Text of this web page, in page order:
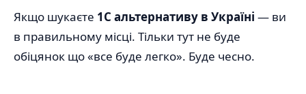
Якщо шукаєте 1C альтернативу в Україні — ви
в правильному місці. Тільки тут не буде
обіцянок що «все буде легко». Буде чесно.